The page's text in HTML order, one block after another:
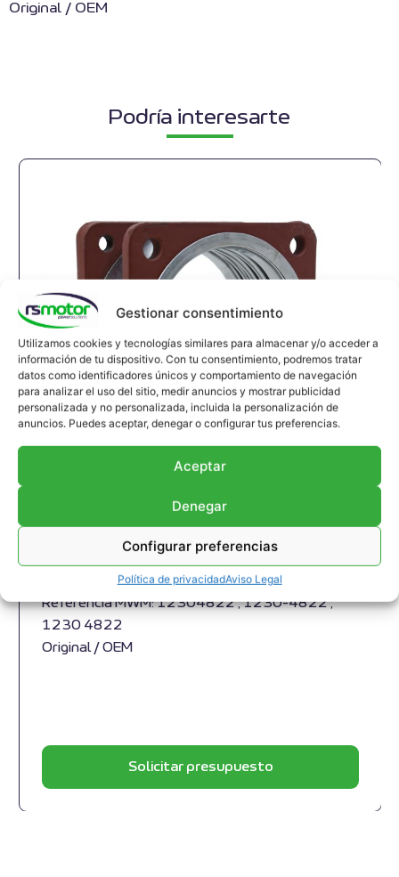
Gestionar consentimiento
Utilizamos cookies y tecnologías similares para almacenar y/o acceder a
información de tu dispositivo. Con tu consentimiento, podremos tratar
datos como identificadores únicos y comportamiento de navegación
para analizar el uso del sitio, medir anuncios y mostrar publicidad
personalizada y no personalizada, incluida la personalización de
anuncios. Puedes aceptar, denegar o configurar tus preferencias.
Aceptar
Denegar
Configurar preferencias
Política de privacidadAviso Legal
Original / OEM
Podría interesarte
Compensador MWM RS-12304822
Apropiado para motores MWM y modelos TBG
604 , TBG 620 , TCG 2020 , CG 170
Referencia MWM: 12304822 , 1230-4822 ,
1230 4822
Original / OEM
Solicitar presupuesto